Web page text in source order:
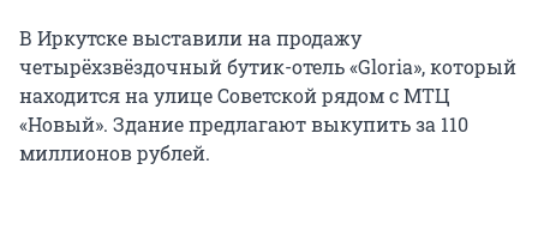
В Иркутске выставили на продажу
четырёхзвёздочный бутик-отель «Gloria», который
находится на улице Советской рядом с МТЦ
«Новый». Здание предлагают выкупить за 110
миллионов рублей.